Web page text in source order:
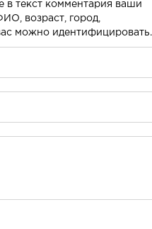
в текст комментария ваши
возраст, город,
можно идентифицировать.